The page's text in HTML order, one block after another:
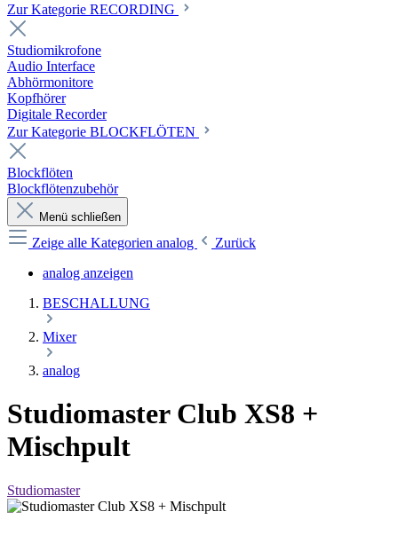
Zur Kategorie RECORDING
Studiomikrofone
Audio Interface
Abhörmonitore
Kopfhörer
Digitale Recorder
Zur Kategorie BLOCKFLÖTEN
Blockflöten
Blockflötenzubehör
Menü schließen
Zeige alle Kategorien analog
Zurück
analog anzeigen
BESCHALLUNG
Mixer
analog
Studiomaster Club XS8 +
Mischpult
Studiomaster